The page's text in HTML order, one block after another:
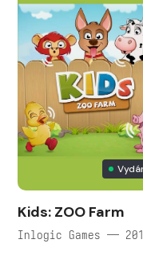
Kids: ZOO Farm
Inlogic Games —